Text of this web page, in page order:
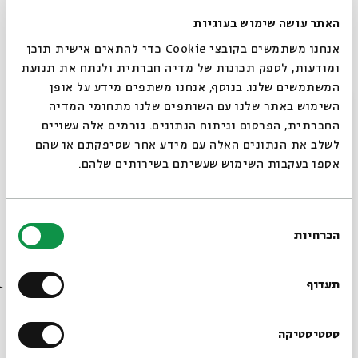
האתר עושה שימוש בעוגיות
אנחנו משתמשים בקובצי Cookie כדי להתאים אישית תוכן
ומודעות, לספק תכונות של מדיה חברתית ולנתח את תנועת
המשתמשים שלנו. בנוסף, אנחנו משתפים מידע על אופן
השימוש באתר שלנו עם השותפים שלנו מתחומי המדיה
החברתית, הפרסום וניתוח הנתונים. גורמים אלה עשויים
לשלב את הנתונים האלה עם מידע אחר שסיפקתם או שהם
אספו בעקבות השימוש שעשיתם בשירותים שלהם.
הסכמה
הכרחיות
תעדוף
סטטיסטיקה
ומה לא היה בגדר בחירה שלך?
בחירות ממשיות. הסיטואציה הספציפית שאליה אנחנו נולדים
קובעת את האפשרויות שיש לנו ואת המרחב שבו אנחנו פועלים.
סוגרת בפניי, המון אפשרויות בחירה. אני שואפת לכך שהבחירות
סגור